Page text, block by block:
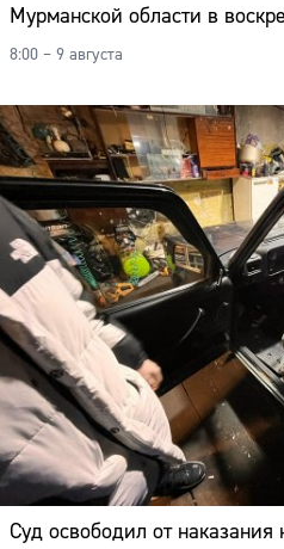
Мурманской области в
8:00 – 9 августа
Суд освободил от